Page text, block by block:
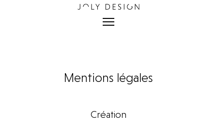
Mentions légales
Création